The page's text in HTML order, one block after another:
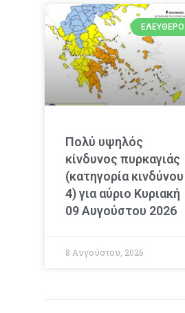
ΕΛΕΎΘΕΡΟ
Πολύ υψηλός
κίνδυνος πυρκαγιάς
(κατηγορία κινδύνου
4) για αύριο Κυριακή
09 Αυγούστου 2026
8 Αυγούστου, 2026